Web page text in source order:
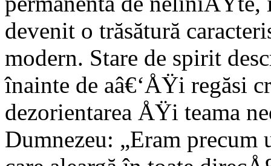
devenit o trăsătură
modern. Stare de spirit
înainte de aâ€‘ÅŸi regăsi
dezorientarea ÅŸi teama
Dumnezeu: „Eram precum